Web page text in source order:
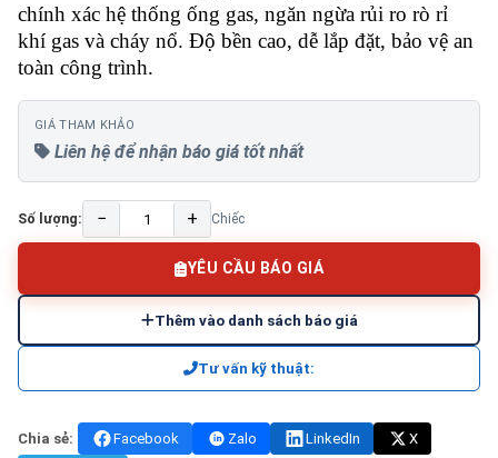
chính xác hệ thống ống gas, ngăn ngừa rủi ro rò rỉ
khí gas và cháy nổ. Độ bền cao, dễ lắp đặt, bảo vệ an
toàn công trình.
GIÁ THAM KHẢO
Liên hệ để nhận báo giá tốt nhất
Số lượng: − + Chiếc
YÊU CẦU BÁO GIÁ
Thêm vào danh sách báo giá
Tư vấn kỹ thuật:
Chia sẻ: Facebook Zalo LinkedIn
X